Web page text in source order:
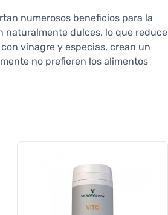
numerosos beneficios para la
naturalmente dulces, lo que reduce
vinagre y especias, crean un
no prefieren los alimentos